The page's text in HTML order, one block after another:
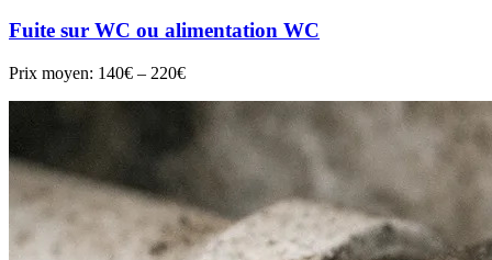
Fuite sur WC ou alimentation WC
Prix moyen: 140€ – 220€